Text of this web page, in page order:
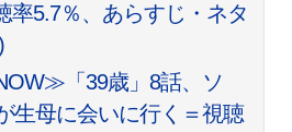
率5.7％、あらすじ・ネタ
「39歳」8話、ソ
生母に会いに行く＝視聴